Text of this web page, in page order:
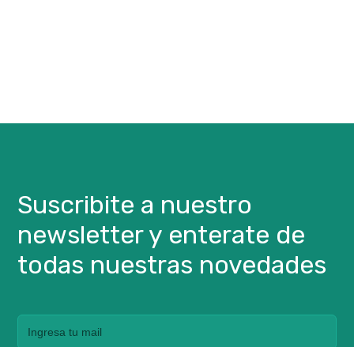
Suscribite a nuestro
newsletter y enterate de
todas nuestras novedades